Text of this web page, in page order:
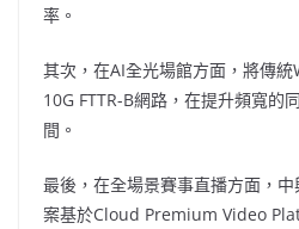
率。
其次，在AI全光場館方面，將傳
10G FTTR-B網路，在提升頻寬的
間。
最後，在全場景賽事直播方面，
案基於Cloud Premium Video